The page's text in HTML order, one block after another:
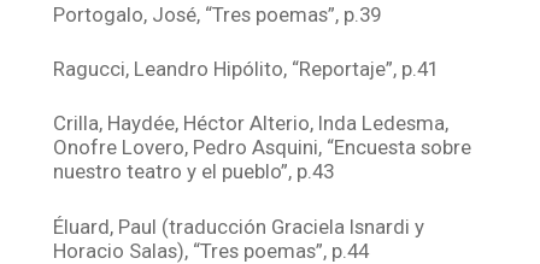
Portogalo, José, “Tres poemas”, p.39
Ragucci, Leandro Hipólito, “Reportaje”, p.41
Crilla, Haydée, Héctor Alterio, Inda Ledesma,
Onofre Lovero, Pedro Asquini, “Encuesta sobre
nuestro teatro y el pueblo”, p.43
Éluard, Paul (traducción Graciela Isnardi y
Horacio Salas), “Tres poemas”, p.44